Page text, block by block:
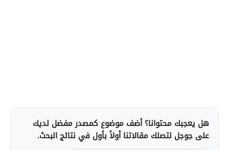
هل يعجبك محتوانا؟ أضف موضوع كمصدر مفضل لديك
على جوجل لتصلك مقالاتنا أولاً بأول في نتائج البحث.